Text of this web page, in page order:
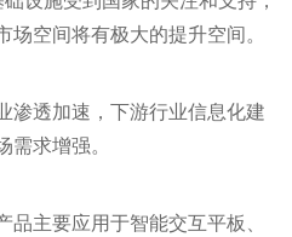
空间将有极大的提升空间。
渗透加速，下游行业信息化建
需求增强。
品主要应用于智能交互平板、